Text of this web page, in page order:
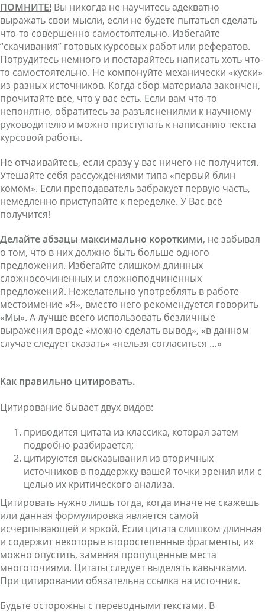
ПОМНИТЕ! Вы никогда не научитесь адекватно
выражать свои мысли, если не будете пытаться сделать
что-то совершенно самостоятельно. Избегайте
“скачивания” готовых курсовых работ или рефератов.
Потрудитесь немного и постарайтесь написать хоть что-
то самостоятельно. Не компонуйте механически «куски»
из разных источников. Когда сбор материала закончен,
прочитайте все, что у вас есть. Если вам что-то
непонятно, обратитесь за разъяснениями к научному
руководителю и можно приступать к написанию текста
курсовой работы.
Не отчаивайтесь, если сразу у вас ничего не получится.
Утешайте себя рассуждениями типа «первый блин
комом». Если преподаватель забракует первую часть,
немедленно приступайте к переделке. У Вас всё
получится!
Делайте абзацы максимально короткими, не забывая
о том, что в них должно быть больше одного
предложения. Избегайте слишком длинных
сложносочиненных и сложноподчиненных
предложений. Нежелательно употреблять в работе
местоимение «Я», вместо него рекомендуется говорить
«Мы». А лучше всего использовать безличные
выражения вроде «можно сделать вывод», «в данном
случае следует сказать» «нельзя согласиться …»
Как правильно цитировать.
Цитирование бывает двух видов:
приводится цитата из классика, которая затем
подробно разбирается;
цитируются высказывания из вторичных
источников в поддержку вашей точки зрения или с
целью их критического анализа.
Цитировать нужно лишь тогда, когда иначе не скажешь
или данная формулировка является самой
исчерпывающей и яркой. Если цитата слишком длинная
и содержит некоторые второстепенные фрагменты, их
можно опустить, заменяя пропущенные места
многоточиями. Цитаты следует выделять кавычками.
При цитировании обязательна ссылка на источник.
Будьте осторожны с переводными текстами. В